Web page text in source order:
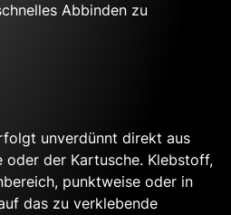
Abbinden zu
unverdünnt direkt aus
oder der Kartusche. Klebstoff,
punktweise oder in
das zu verklebende